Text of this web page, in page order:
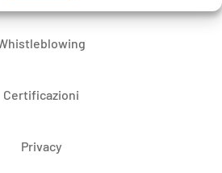
Certificazioni
Privacy